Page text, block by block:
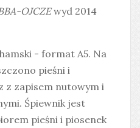
OJCZEwyd 2014
- format A5. Na
pieśni i
z zapisem nutowym i
Śpiewnik jest
pieśni i piosenek